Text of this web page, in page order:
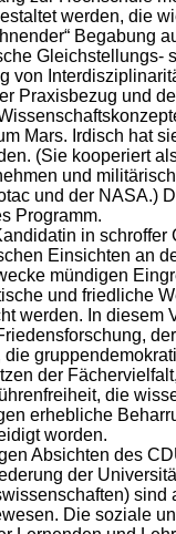
werden, die
Begabung
Gleichstellungs-
von
Praxisbezug und
Mars. Irdisch hat
(Sie kooperiert
und
und der NASA.)
Programm.
in schroffer
Einsichten an
mündigen
und friedliche
werden. In diesem
die
der
die
erhebliche
worden.
Absichten des
der
sind
Die soziale